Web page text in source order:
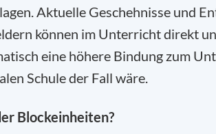
Aktuelle Geschehnisse und
können im Unterricht direkt
eine höhere Bindung zum
Schule der Fall wäre.
Blockeinheiten?